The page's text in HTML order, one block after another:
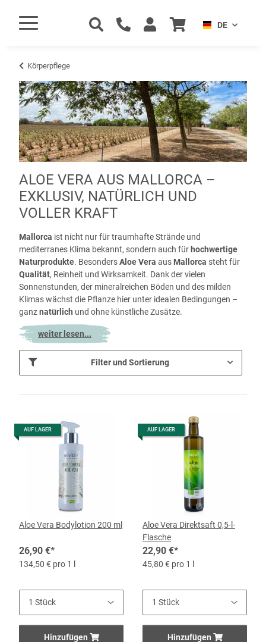
DE
Körperpflege
ALOE VERA AUS MALLORCA –
EXKLUSIV, NATÜRLICH UND
VOLLER KRAFT
Mallorca ist nicht nur für traumhafte Strände und
mediterranes Klima bekannt, sondern auch für hochwertige
Naturprodukte. BesondersAloe Vera aus Mallorca steht für
Qualität, Reinheit und Wirksamkeit. Dank der vielen
Sonnenstunden, der mineralreichen Böden und des milden
Klimas wächst die Pflanze hier unter idealen Bedingungen –
ganznatürlich und ohne künstliche Zusätze.
weiter lesen...
Filter und Sortierung
AUF LAGER
Aloe Vera Bodylotion 200 ml
26,90 €*
134,50 € pro 1 l
Hinzufügen
AUF LAGER
Aloe Vera Direktsaft 0,5-l-
Flasche
22,90 €*
45,80 € pro 1 l
Hinzufügen